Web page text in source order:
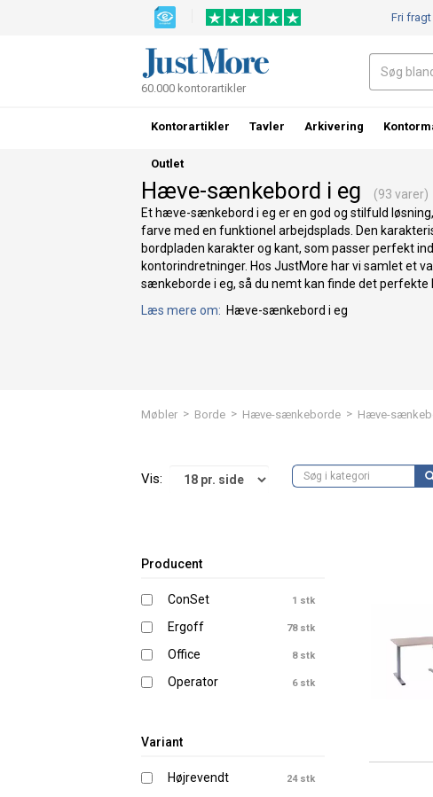
Hæve-sænkebord i eg (93 varer)
Et hæve-sænkebord i eg er en god og stilfuld
farve med en funktionel arbejdsplads. Den
bordpladen karakter og kant, som passer perfekt
kontorindretninger. Hos JustMore har vi samlet et
sænkeborde i eg, så du nemt kan finde det perfekte
Læs mere om: Hæve-sænkebord i eg
Møbler > Borde > Hæve-sænkeborde > Hæve-
Vis:
Producent
ConSet 1 stk
Ergoff 78 stk
Office 8 stk
Operator 6 stk
Variant
Højrevendt 24 stk
Fri fragt
60.000 kontorartikler
Kontorartikler Tavler Arkivering
Outlet